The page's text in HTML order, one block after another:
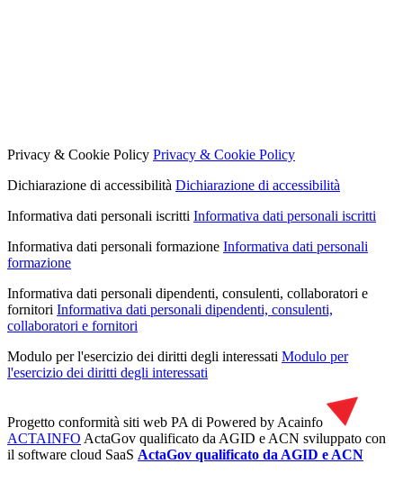
Privacy & Cookie Policy Privacy & Cookie Policy
Dichiarazione di accessibilità Dichiarazione di accessibilità
Informativa dati personali iscritti Informativa dati personali iscritti
Informativa dati personali formazione Informativa dati personali
formazione
Informativa dati personali dipendenti, consulenti, collaboratori e
fornitori Informativa dati personali dipendenti, consulenti,
collaboratori e fornitori
Modulo per l'esercizio dei diritti degli interessati Modulo per
l'esercizio dei diritti degli interessati
Progetto conformità siti web PA di Powered by Acainfo
ACTAINFO ActaGov qualificato da AGID e ACN sviluppato con
il software cloud SaaS ActaGov qualificato da AGID e ACN